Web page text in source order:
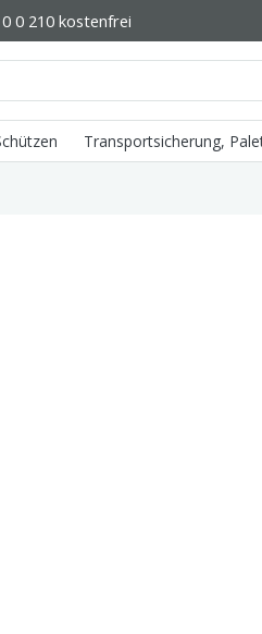
0 210 kostenfrei
Transportsicherung,